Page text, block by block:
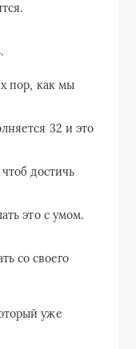
пор, как мы
32 и это
достичь
это с умом.
со своего
уже